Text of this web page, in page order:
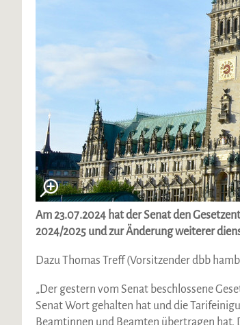
Am 23.07.2024 hat der Senat den
2024/2025 und zur Änderung weiterer
Dazu Thomas Treff (Vorsitzender dbb
„Der gestern vom Senat beschlossene
Senat Wort gehalten hat und die
Beamtinnen und Beamten übertragen hat.